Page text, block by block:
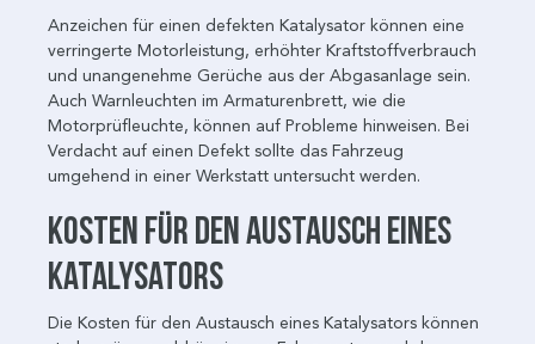
Anzeichen für einen defekten Katalysator können eine
verringerte Motorleistung, erhöhter Kraftstoffverbrauch
und unangenehme Gerüche aus der Abgasanlage sein.
Auch Warnleuchten im Armaturenbrett, wie die
Motorprüfleuchte, können auf Probleme hinweisen. Bei
Verdacht auf einen Defekt sollte das Fahrzeug
umgehend in einer Werkstatt untersucht werden.
Kosten für den Austausch eines
Katalysators
Die Kosten für den Austausch eines Katalysators können